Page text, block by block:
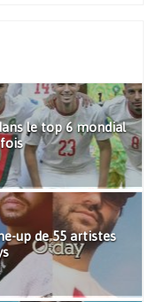
le top 6 mondial
up de 55 artistes